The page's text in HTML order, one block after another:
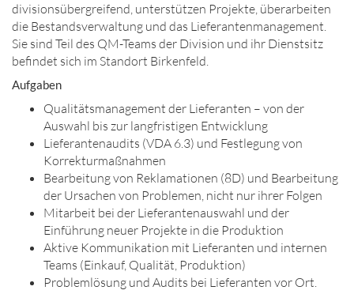
divisionsübergreifend, unterstützen Projekte, überarbeiten
die Bestandsverwaltung und das Lieferantenmanagement.
Sie sind Teil des QM-Teams der Division und ihr Dienstsitz
befindet sich im Standort Birkenfeld.
Aufgaben
Qualitätsmanagement der Lieferanten – von der
Auswahl bis zur langfristigen Entwicklung
Lieferantenaudits (VDA 6.3) und Festlegung von
Korrekturmaßnahmen
Bearbeitung von Reklamationen (8D) und Bearbeitung
der Ursachen von Problemen, nicht nur ihrer Folgen
Mitarbeit bei der Lieferantenauswahl und der
Einführung neuer Projekte in die Produktion
Aktive Kommunikation mit Lieferanten und internen
Teams (Einkauf, Qualität, Produktion)
Problemlösung und Audits bei Lieferanten vor Ort.